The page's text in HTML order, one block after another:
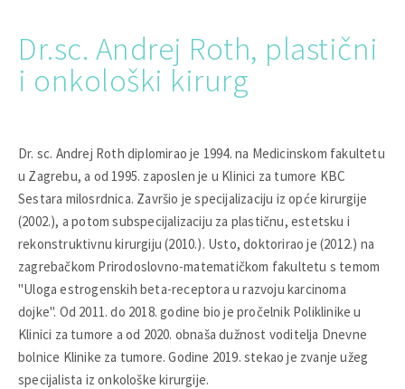
Dr.sc. Andrej Roth, plastični
i onkološki kirurg
Dr. sc. Andrej Roth diplomirao je 1994. na Medicinskom fakultetu
u Zagrebu, a od 1995. zaposlen je u Klinici za tumore KBC
Sestara milosrdnica. Završio je specijalizaciju iz opće kirurgije
(2002.), a potom subspecijalizaciju za plastičnu, estetsku i
rekonstruktivnu kirurgiju (2010.). Usto, doktorirao je (2012.) na
zagrebačkom Prirodoslovno-matematičkom fakultetu s temom
"Uloga estrogenskih beta-receptora u razvoju karcinoma
dojke". Od 2011. do 2018. godine bio je pročelnik Poliklinike u
Klinici za tumore a od 2020. obnaša dužnost voditelja Dnevne
bolnice Klinike za tumore. Godine 2019. stekao je zvanje užeg
specijalista iz onkološke kirurgije.